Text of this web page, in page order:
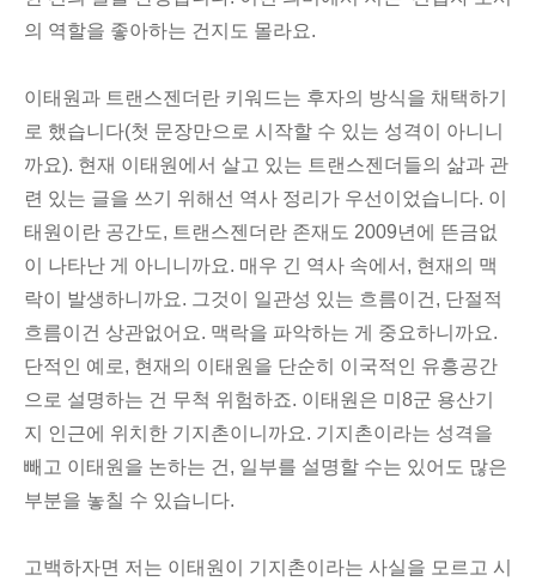
의 역할을 좋아하는 건지도 몰라요.
이태원과 트랜스젠더란 키워드는 후자의 방식을 채택하기
로 했습니다(첫 문장만으로 시작할 수 있는 성격이 아니니
까요). 현재 이태원에서 살고 있는 트랜스젠더들의 삶과 관
련 있는 글을 쓰기 위해선 역사 정리가 우선이었습니다. 이
태원이란 공간도, 트랜스젠더란 존재도 2009년에 뜬금없
이 나타난 게 아니니까요. 매우 긴 역사 속에서, 현재의 맥
락이 발생하니까요. 그것이 일관성 있는 흐름이건, 단절적
흐름이건 상관없어요. 맥락을 파악하는 게 중요하니까요.
단적인 예로, 현재의 이태원을 단순히 이국적인 유흥공간
으로 설명하는 건 무척 위험하죠. 이태원은 미8군 용산기
지 인근에 위치한 기지촌이니까요. 기지촌이라는 성격을
빼고 이태원을 논하는 건, 일부를 설명할 수는 있어도 많은
부분을 놓칠 수 있습니다.
고백하자면 저는 이태원이 기지촌이라는 사실을 모르고 시